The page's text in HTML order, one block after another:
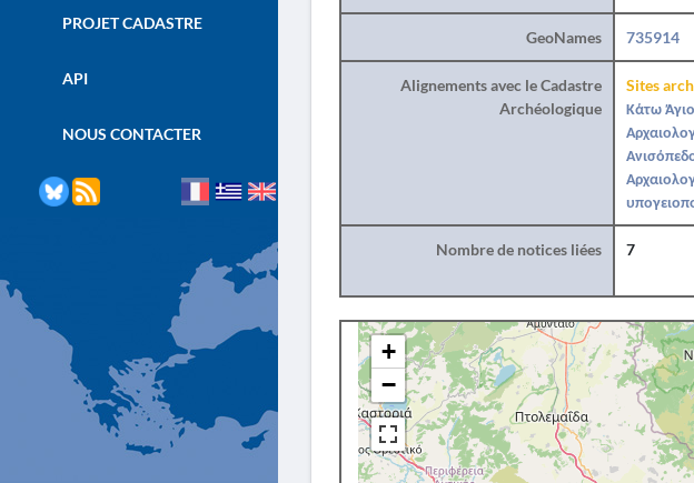
PROJET CADASTRE
API
NOUS CONTACTER
GeoNames 735914
Alignements avec le Cadastre
Archéologique
Sites
Κάτω
Nombre de notices liées 7
+
−